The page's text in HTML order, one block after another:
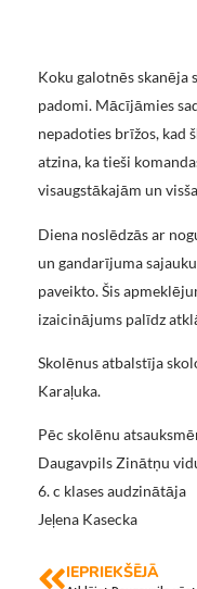
Koku galotnēs skanēja
padomi. Mācījāmies
nepadoties brīžos, kad
atzina, ka tieši
visaugstākajām un
Diena noslēdzās ar
un gandarījuma
paveikto. Šis
izaicinājums palīdz
Skolēnus atbalstīja
Karaļuka.
Pēc skolēnu
Daugavpils Zinātņu
6. c klases audzinātāja
Jeļena Kasecka
IEPRIEKŠĒJĀ